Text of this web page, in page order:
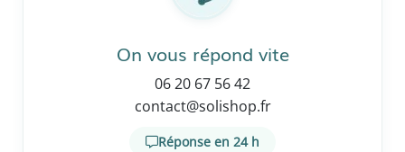
On vous répond vite
06 20 67 56 42
contact@solishop.fr
Réponse en 24 h